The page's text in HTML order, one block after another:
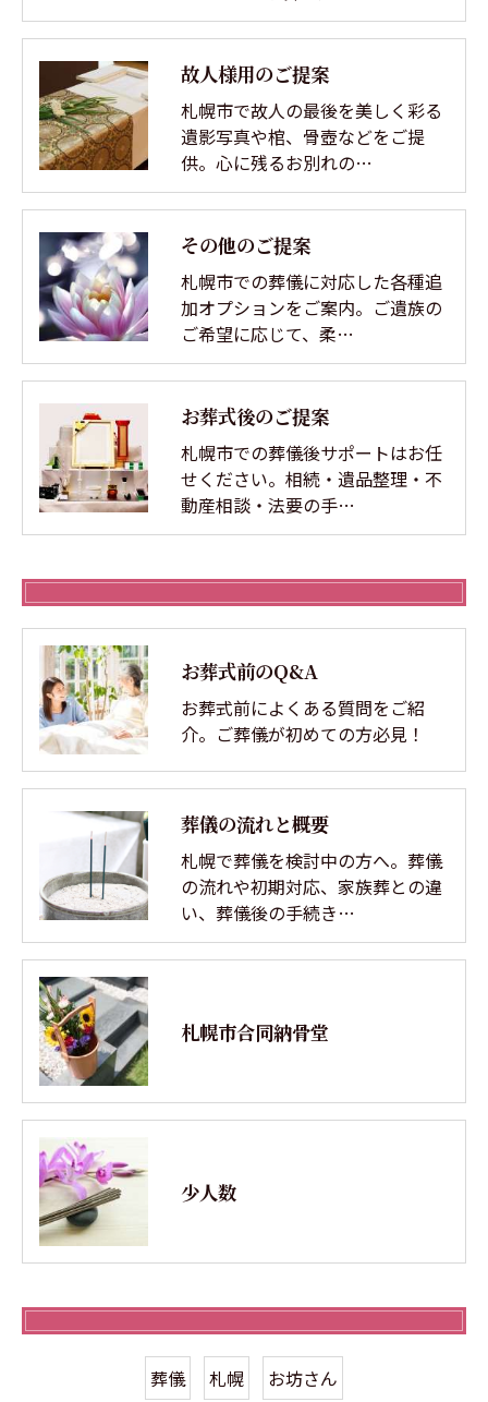
故人様用のご提案
札幌市で故人の最後を美しく彩る
遺影写真や棺、骨壺などをご提
供。心に残るお別れの…
その他のご提案
札幌市での葬儀に対応した各種追
加オプションをご案内。ご遺族の
ご希望に応じて、柔…
お葬式後のご提案
札幌市での葬儀後サポートはお任
せください。相続・遺品整理・不
動産相談・法要の手…
お葬式前のQ&A
お葬式前によくある質問をご紹
介。ご葬儀が初めての方必見！
葬儀の流れと概要
札幌で葬儀を検討中の方へ。葬儀
の流れや初期対応、家族葬との違
い、葬儀後の手続き…
札幌市合同納骨堂
少人数
葬儀 札幌 お坊さん